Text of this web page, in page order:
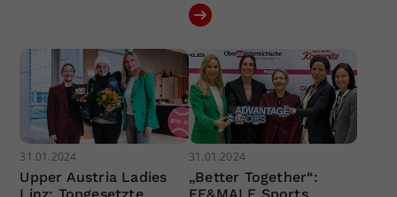
31.01.2024
Upper Austria Ladies
31.01.2024
„Better Together“: